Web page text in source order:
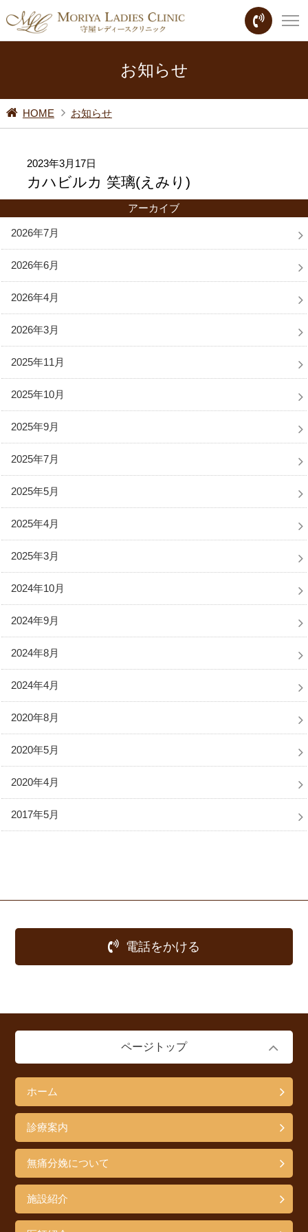
お知らせ
HOME お知らせ
2023年3月17日
カハビルカ 笑璃(えみり)
アーカイブ
2026年7月
2026年6月
2026年4月
2026年3月
2025年11月
2025年10月
2025年9月
2025年7月
2025年5月
2025年4月
2025年3月
2024年10月
2024年9月
2024年8月
2024年4月
2020年8月
2020年5月
2020年4月
2017年5月
電話をかける
ページトップ
ホーム
診療案内
無痛分娩について
施設紹介